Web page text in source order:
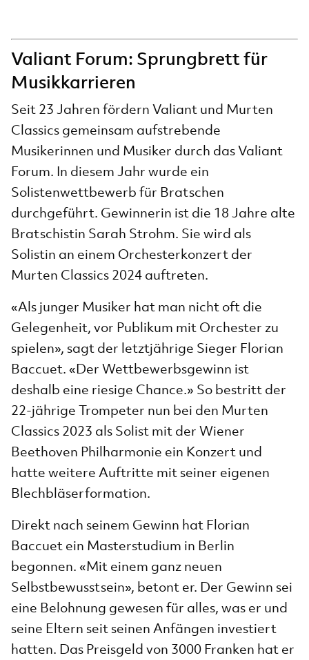
Valiant Forum: Sprungbrett für
Musikkarrieren
Seit 23 Jahren fördern Valiant und Murten
Classics gemeinsam aufstrebende
Musikerinnen und Musiker durch das Valiant
Forum. In diesem Jahr wurde ein
Solistenwettbewerb für Bratschen
durchgeführt. Gewinnerin ist die 18 Jahre alte
Bratschistin Sarah Strohm. Sie wird als
Solistin an einem Orchesterkonzert der
Murten Classics 2024 auftreten.
«Als junger Musiker hat man nicht oft die
Gelegenheit, vor Publikum mit Orchester zu
spielen», sagt der letztjährige Sieger Florian
Baccuet. «Der Wettbewerbsgewinn ist
deshalb eine riesige Chance.» So bestritt der
22-jährige Trompeter nun bei den Murten
Classics 2023 als Solist mit der Wiener
Beethoven Philharmonie ein Konzert und
hatte weitere Auftritte mit seiner eigenen
Blechbläserformation.
Direkt nach seinem Gewinn hat Florian
Baccuet ein Masterstudium in Berlin
begonnen. «Mit einem ganz neuen
Selbstbewusstsein», betont er. Der Gewinn sei
eine Belohnung gewesen für alles, was er und
seine Eltern seit seinen Anfängen investiert
hatten. Das Preisgeld von 3000 Franken hat er